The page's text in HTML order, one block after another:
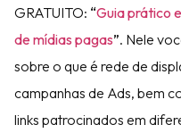
GRATUITO: “Guia prático
de mídias pagas”. Nele
sobre o que é rede de
campanhas de Ads, bem
links patrocinados em